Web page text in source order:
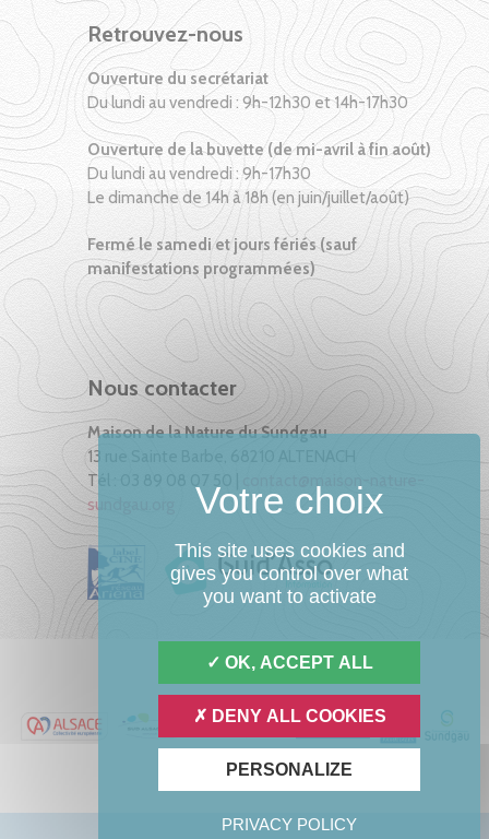
Retrouvez-nous
Ouverture du secrétariat
Du lundi au vendredi : 9h-12h30 et 14h-17h30
Ouverture de la buvette (de mi-avril à fin août)
Du lundi au vendredi : 9h-17h30
Le dimanche de 14h à 18h (en juin/juillet/août)
Fermé le samedi et jours fériés (sauf
manifestations programmées)
Nous contacter
Maison de la Nature du Sundgau
13 rue Sainte Barbe, 68210 ALTENACH
Tél : 03 89 08 07 50 |
sundgau.org
This site uses cookies and
gives you control over what
you want to activate
OK, ACCEPT ALL
DENY ALL COOKIES
PERSONALIZE
PRIVACY POLICY